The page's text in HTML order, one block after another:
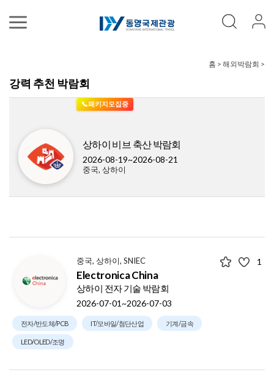
홈 > 해외박람회 >
강력 추천 박람회
📞패키지모집중
상하이 비브 축산 박람회
2026-08-19~2026-08-21
중국, 상하이
중국, 상하이, SNIEC 1
Electronica China
상하이 전자 기술 박람회
2026-07-01~2026-07-03
전자/반도체/PCB IT/모바일/첨단산업 기계/금속
LED/OLED/조명